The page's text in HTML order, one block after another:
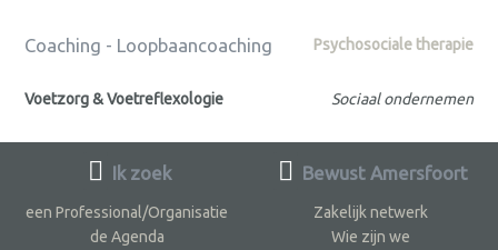
Coaching - Loopbaancoaching Psychosociale therapie
Voetzorg & Voetreflexologie Sociaal ondernemen
Ik zoek
een Professional/Organisatie
de Agenda
Bewust Amersfoort
Zakelijk netwerk
Wie zijn we